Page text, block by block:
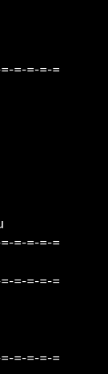
=-=-=-=
=-=-=-=
=-=-=-=
=-=-=-=